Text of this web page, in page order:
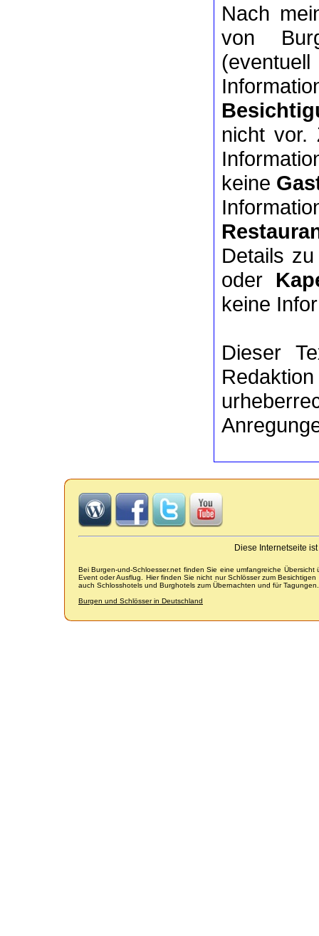
Nach
von
nicht vor.
keine
Details
oder
keine
Dieser
Diese Internetseite
Bei Burgen-und-Schloesser.net finden Sie eine umfangreiche
Event oder Ausflug. Hier finden Sie nicht nur Schlösser zum
auch Schlosshotels und Burghotels zum Übernachten und für Tagungen.
Burgen und Schlösser in Deutschland